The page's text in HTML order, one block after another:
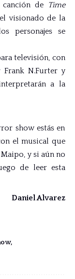
de
Time
visionado de la
personajes se
televisión, con
Frank N.Furter y
a la
show estás en
el musical que
Maipo, y si aún no
de leer esta
Daniel Alvarez